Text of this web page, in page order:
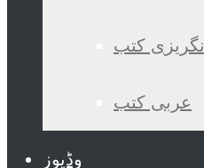
انگریزی کتب
عربی کتب
وڈیوز